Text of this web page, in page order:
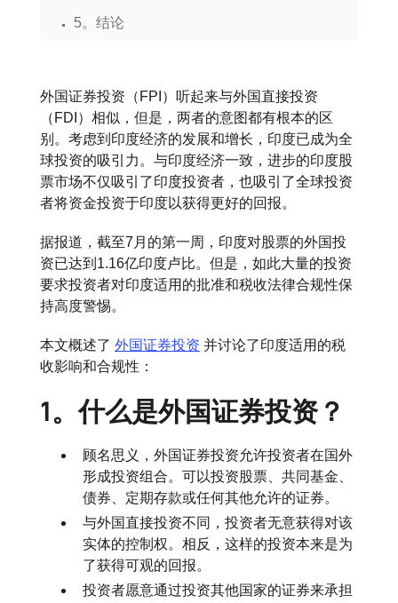
. 5。结论
外国证券投资（FPI）听起来与外国直接投资
（FDI）相似，但是，两者的意图都有根本的区
别。考虑到印度经济的发展和增长，印度已成为全
球投资的吸引力。与印度经济一致，进步的印度股
票市场不仅吸引了印度投资者，也吸引了全球投资
者将资金投资于印度以获得更好的回报。
据报道，截至7月的第一周，印度对股票的外国投
资已达到1.16亿印度卢比。但是，如此大量的投资
要求投资者对印度适用的批准和税收法律合规性保
持高度警惕。
本文概述了 外国证券投资 并讨论了印度适用的税
收影响和合规性：
1。什么是外国证券投资？
顾名思义，外国证券投资允许投资者在国外
形成投资组合。可以投资股票、共同基金、
债券、定期存款或任何其他允许的证券。
与外国直接投资不同，投资者无意获得对该
实体的控制权。相反，这样的投资本来是为
了获得可观的回报。
投资者愿意通过投资其他国家的证券来承担